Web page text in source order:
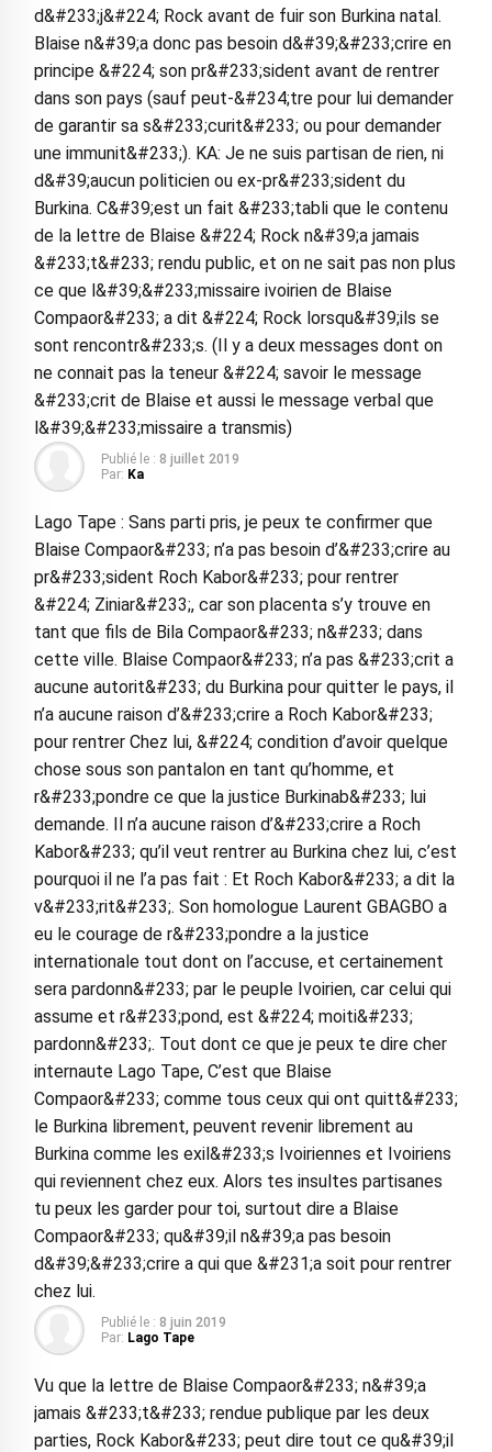
d&#233;j&#224; Rock avant de fuir son Burkina natal.
Blaise n&#39;a donc pas besoin d&#39;&#233;crire en
principe &#224; son pr&#233;sident avant de rentrer
dans son pays (sauf peut-&#234;tre pour lui demander
de garantir sa s&#233;curit&#233; ou pour demander
une immunit&#233;). KA: Je ne suis partisan de rien, ni
d&#39;aucun politicien ou ex-pr&#233;sident du
Burkina. C&#39;est un fait &#233;tabli que le contenu
de la lettre de Blaise &#224; Rock n&#39;a jamais
&#233;t&#233; rendu public, et on ne sait pas non plus
ce que l&#39;&#233;missaire ivoirien de Blaise
Compaor&#233; a dit &#224; Rock lorsqu&#39;ils se
sont rencontr&#233;s. (Il y a deux messages dont on
ne connait pas la teneur &#224; savoir le message
&#233;crit de Blaise et aussi le message verbal que
l&#39;&#233;missaire a transmis)
Publié le : 8 juillet 2019
Par: Ka
Lago Tape : Sans parti pris, je peux te confirmer que
Blaise Compaor&#233; n’a pas besoin d’&#233;crire au
pr&#233;sident Roch Kabor&#233; pour rentrer
&#224; Ziniar&#233;, car son placenta s’y trouve en
tant que fils de Bila Compaor&#233; n&#233; dans
cette ville. Blaise Compaor&#233; n’a pas &#233;crit a
aucune autorit&#233; du Burkina pour quitter le pays, il
n’a aucune raison d’&#233;crire a Roch Kabor&#233;
pour rentrer Chez lui, &#224; condition d’avoir quelque
chose sous son pantalon en tant qu’homme, et
r&#233;pondre ce que la justice Burkinab&#233; lui
demande. Il n’a aucune raison d’&#233;crire a Roch
Kabor&#233; qu’il veut rentrer au Burkina chez lui, c’est
pourquoi il ne l’a pas fait : Et Roch Kabor&#233; a dit la
v&#233;rit&#233;. Son homologue Laurent GBAGBO a
eu le courage de r&#233;pondre a la justice
internationale tout dont on l’accuse, et certainement
sera pardonn&#233; par le peuple Ivoirien, car celui qui
assume et r&#233;pond, est &#224; moiti&#233;
pardonn&#233;. Tout dont ce que je peux te dire cher
internaute Lago Tape, C’est que Blaise
Compaor&#233; comme tous ceux qui ont quitt&#233;
le Burkina librement, peuvent revenir librement au
Burkina comme les exil&#233;s Ivoiriennes et Ivoiriens
qui reviennent chez eux. Alors tes insultes partisanes
tu peux les garder pour toi, surtout dire a Blaise
Compaor&#233; qu&#39;il n&#39;a pas besoin
d&#39;&#233;crire a qui que &#231;a soit pour rentrer
chez lui.
Publié le : 8 juin 2019
Par: Lago Tape
Vu que la lettre de Blaise Compaor&#233; n&#39;a
jamais &#233;t&#233; rendue publique par les deux
parties, Rock Kabor&#233; peut dire tout ce qu&#39;il